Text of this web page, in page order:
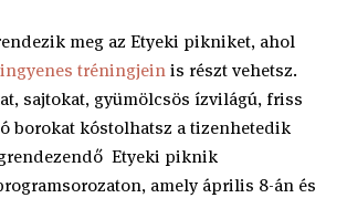
meg az Etyeki pikniket, ahol
tréningjeinis részt vehetsz.
sajtokat, gyümölcsös ízvilágú, friss
borokat kóstolhatsz a tizenhetedik
Etyeki piknik
amely április 8-án és